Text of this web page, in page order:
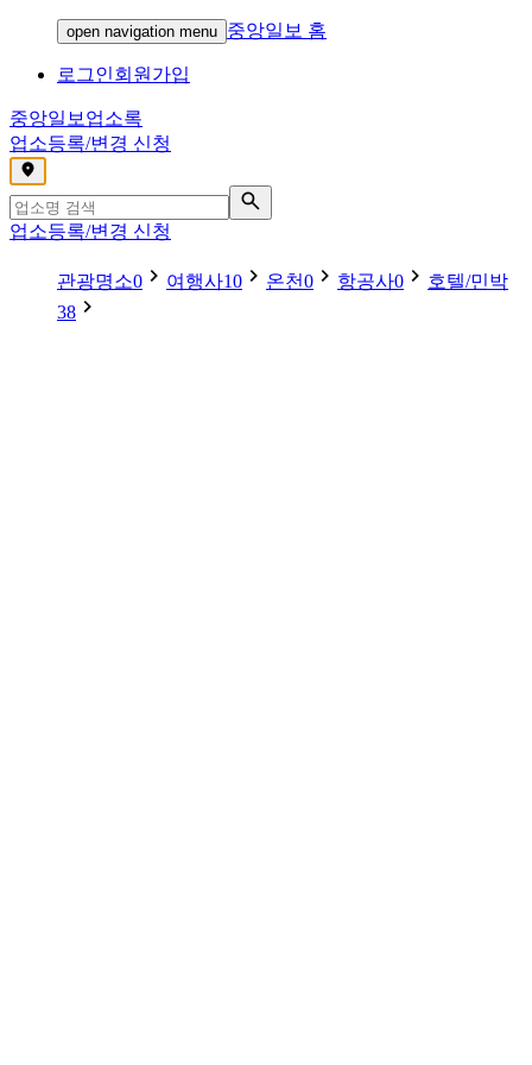
open navigation menu 중앙일보 홈
로그인회원가입
중앙일보 업소록
업소등록/변경 신청
,
업소등록/변경 신청
관광명소0 여행사10 온천0 항공사0
호텔/민박
38